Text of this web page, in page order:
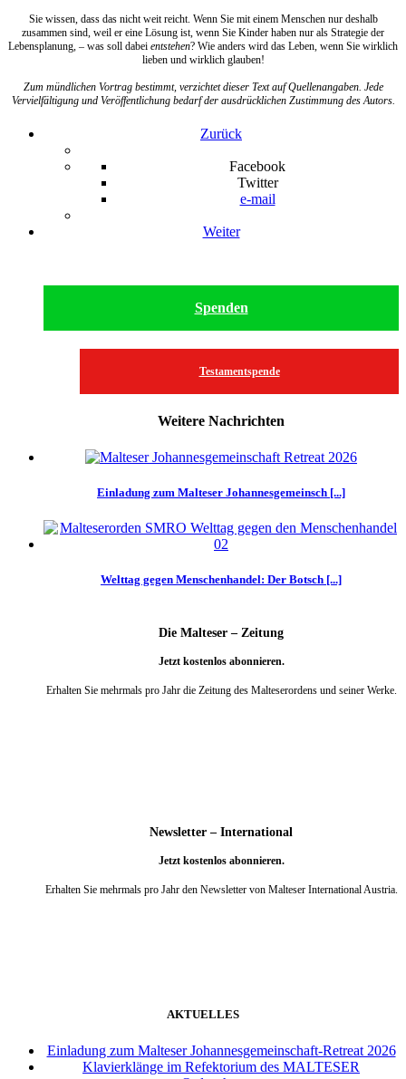
Sie wissen, dass das nicht weit reicht. Wenn Sie mit einem Menschen nur deshalb
zusammen sind, weil er eine Lösung ist, wenn Sie Kinder haben nur als Strategie der
Lebensplanung, – was soll dabei entstehen? Wie anders wird das Leben, wenn Sie wirklich
lieben und wirklich glauben!
Zum mündlichen Vortrag bestimmt, verzichtet dieser Text auf Quellenangaben. Jede
Vervielfältigung und Veröffentlichung bedarf der ausdrücklichen Zustimmung des Autors.
Zurück
Facebook
Twitter
e-mail
Weiter
Spenden
Testamentspende
Weitere Nachrichten
Einladung zum Malteser Johannesgemeinsch [...]
Welttag gegen Menschenhandel: Der Botsch [...]
Die Malteser – Zeitung
Jetzt kostenlos abonnieren.
Erhalten Sie mehrmals pro Jahr die Zeitung des Malteserordens und seiner Werke.
Newsletter – International
Jetzt kostenlos abonnieren.
Erhalten Sie mehrmals pro Jahr den Newsletter von Malteser International Austria.
AKTUELLES
Einladung zum Malteser Johannesgemeinschaft-Retreat 2026
Klavierklänge im Refektorium des MALTESER